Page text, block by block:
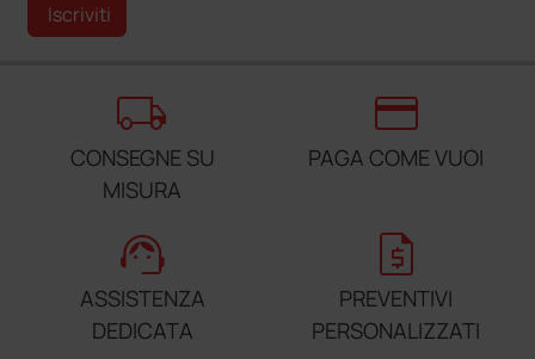
Iscriviti
local_shipping
CONSEGNE SU
MISURA
credit_card
PAGA COME VUOI
support_agent
ASSISTENZA
DEDICATA
request_quote
PREVENTIVI
PERSONALIZZATI